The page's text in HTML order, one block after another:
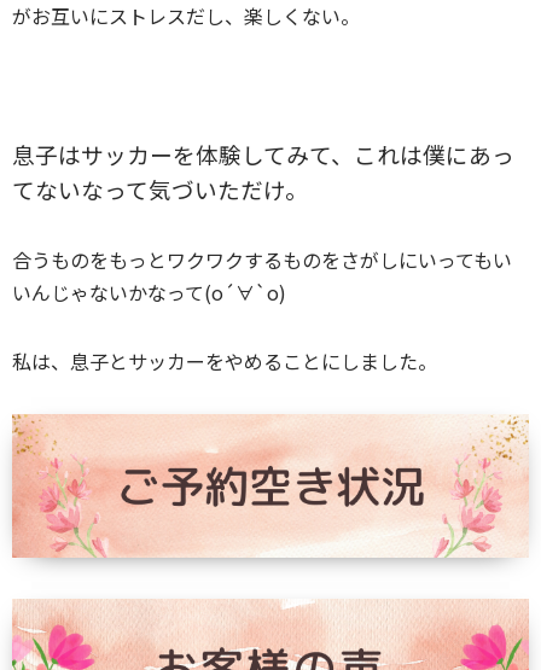
がお互いにストレスだし、楽しくない。
息子はサッカーを体験してみて、これは僕にあっ
てないなって気づいただけ。
合うものをもっとワクワクするものをさがしにいってもい
いんじゃないかなって(о´∀`о)
私は、息子とサッカーをやめることにしました。